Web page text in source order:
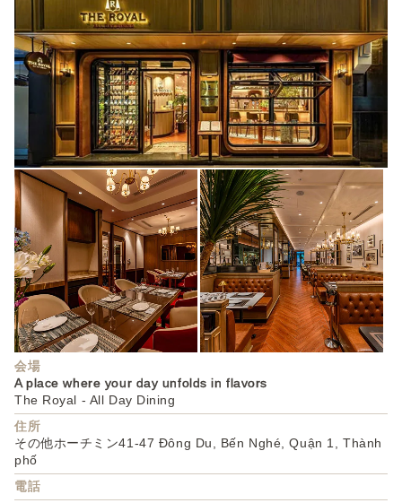
会場
A place where your day unfolds in flavors
The Royal - All Day Dining
住所
その他ホーチミン41-47 Đông Du, Bến Nghé, Quận 1, Thành
phố
電話